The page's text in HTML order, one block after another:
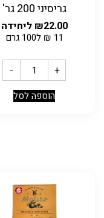
גריסיני 200 גר'
₪22.00 ליחידה
11
₪ ל100 גרם
- +
הוספה לסל